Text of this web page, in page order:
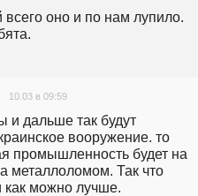
оно и по нам лупило.
10.03 в 09:59
и дальше так будут
вооружение. то
промышленность будет на
металлоломом. Так что
как можно лучше.